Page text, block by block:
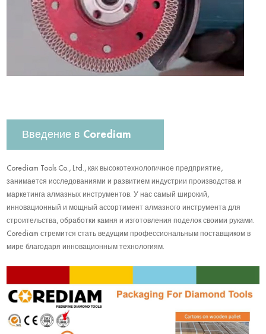
Введение в Corediam
Corediam Tools Co., Ltd., как высокотехнологичное предприятие,
занимается исследованиями и развитием индустрии производства и
маркетинга алмазных инструментов. У нас самый широкий,
инновационный и мощный ассортимент алмазного инструмента для
строительства, обработки камня и изготовления поделок своими руками.
Corediam стремится стать ведущим профессиональным поставщиком в
мире благодаря инновационным технологиям.